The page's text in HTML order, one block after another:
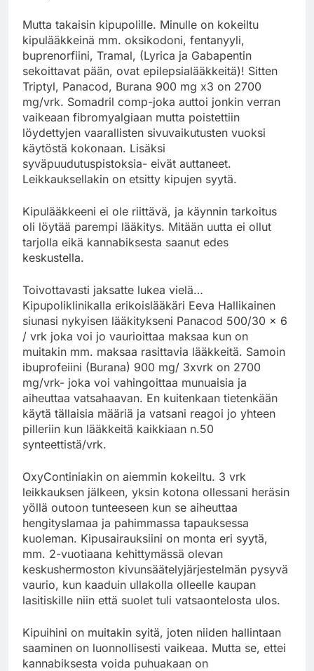
Mutta takaisin kipupolille. Minulle on kokeiltu
kipulääkkeinä mm. oksikodoni, fentanyyli,
buprenorfiini, Tramal, (Lyrica ja Gabapentin
sekoittavat pään, ovat epilepsialääkkeitä)! Sitten
Triptyl, Panacod, Burana 900 mg x3 on 2700
mg/vrk. Somadril comp-joka auttoi jonkin verran
vaikeaan fibromyalgiaan mutta poistettiin
löydettyjen vaarallisten sivuvaikutusten vuoksi
käytöstä kokonaan. Lisäksi
syväpuudutuspistoksia- eivät auttaneet.
Leikkauksellakin on etsitty kipujen syytä.
Kipulääkkeeni ei ole riittävä, ja käynnin tarkoitus
oli löytää parempi lääkitys. Mitään uutta ei ollut
tarjolla eikä kannabiksesta saanut edes
keskustella.
Toivottavasti jaksatte lukea vielä…
Kipupoliklinikalla erikoislääkäri Eeva Hallikainen
siunasi nykyisen lääkitykseni Panacod 500/30 x 6
/ vrk joka voi jo vaurioittaa maksaa kun on
muitakin mm. maksaa rasittavia lääkkeitä. Samoin
ibuprofeiini (Burana) 900 mg/ 3xvrk on 2700
mg/vrk- joka voi vahingoittaa munuaisia ja
aiheuttaa vatsahaavan. En kuitenkaan tietenkään
käytä tällaisia määriä ja vatsani reagoi jo yhteen
pilleriin kun lääkkeitä kaikkiaan n.50
synteettistä/vrk.
OxyContiniakin on aiemmin kokeiltu. 3 vrk
leikkauksen jälkeen, yksin kotona ollessani heräsin
yöllä outoon tunteeseen kun se aiheuttaa
hengityslamaa ja pahimmassa tapauksessa
kuoleman. Kipusairauksiini on monta eri syytä,
mm. 2-vuotiaana kehittymässä olevan
keskushermoston kivunsäätelyjärjestelmän pysyvä
vaurio, kun kaaduin ullakolla olleelle kaupan
lasitiskille niin että suolet tuli vatsaontelosta ulos.
Kipuihini on muitakin syitä, joten niiden hallintaan
saaminen on luonnollisesti vaikeaa. Mutta se, ettei
kannabiksesta voida puhuakaan on